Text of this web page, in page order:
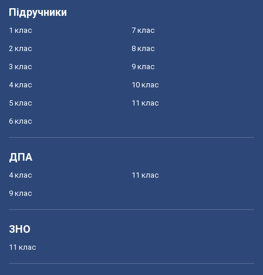
Підручники
1 клас
2 клас
3 клас
4 клас
5 клас
6 клас
7 клас
8 клас
9 клас
10 клас
11 клас
ДПА
4 клас
9 клас
11 клас
ЗНО
11 клас